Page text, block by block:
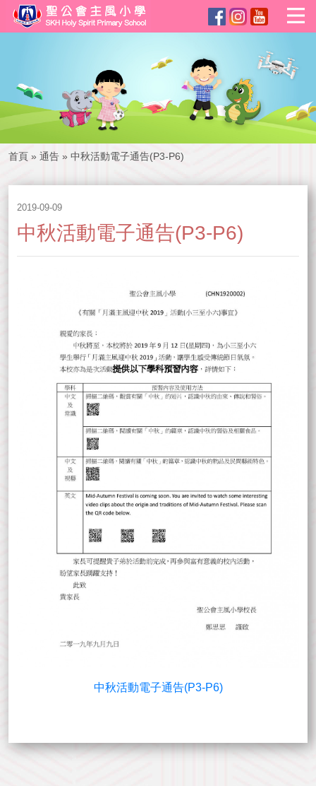
首頁 » 通告 » 中秋活動電子通告(P3-P6)
2019-09-09
中秋活動電子通告(P3-P6)
中秋活動電子通告(P3-P6)